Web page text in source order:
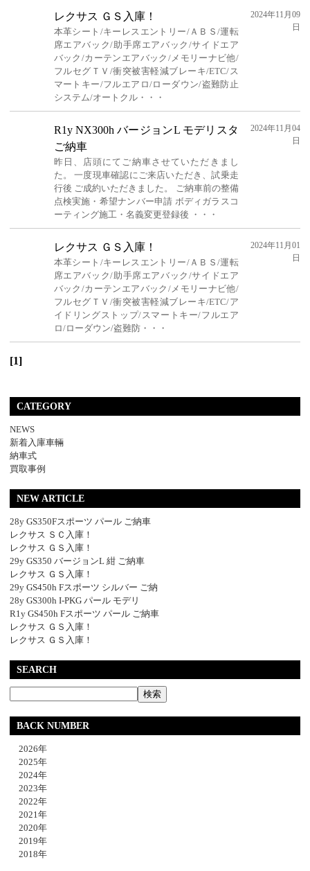
レクサス ＧＳ入庫！
本革シート/キーレスエントリー/ＡＢＳ/運転
席エアバック/助手席エアバック/サイドエア
バック/カーテンエアバック/メモリーナビ他/
フルセグＴＶ/衝突被害軽減ブレーキ/ETC/ス
マートキー/フルエアロ/ローダウン/盗難防止
システム/オートクル・・・
2024年11月09
日
R1y NX300h バージョンL モデリスタ
ご納車
昨日、店頭にてご納車させていただきまし
た。 一度現車確認にご来店いただき、試乗走
行後 ご成約いただきました。 ご納車前の整備
点検実施・希望ナンバー申請 ボディガラスコ
ーティング施工・名義変更登録後 ・・・
2024年11月04
日
レクサス ＧＳ入庫！
本革シート/キーレスエントリー/ＡＢＳ/運転
席エアバック/助手席エアバック/サイドエア
バック/カーテンエアバック/メモリーナビ他/
フルセグＴＶ/衝突被害軽減ブレーキ/ETC/ア
イドリングストップ/スマートキー/フルエア
ロ/ローダウン/盗難防・・・
2024年11月01
日
[1]
CATEGORY
NEWS
新着入庫車輛
納車式
買取事例
NEW ARTICLE
28y GS350Fスポーツ パール ご納車
レクサス ＳＣ入庫！
レクサス ＧＳ入庫！
29y GS350 バージョンL 紺 ご納車
レクサス ＧＳ入庫！
29y GS450h Fスポーツ シルバー ご納
28y GS300h I-PKG パール モデリ
R1y GS450h Fスポーツ パール ご納車
レクサス ＧＳ入庫！
レクサス ＧＳ入庫！
SEARCH
BACK NUMBER
2026年
2025年
2024年
2023年
2022年
2021年
2020年
2019年
2018年